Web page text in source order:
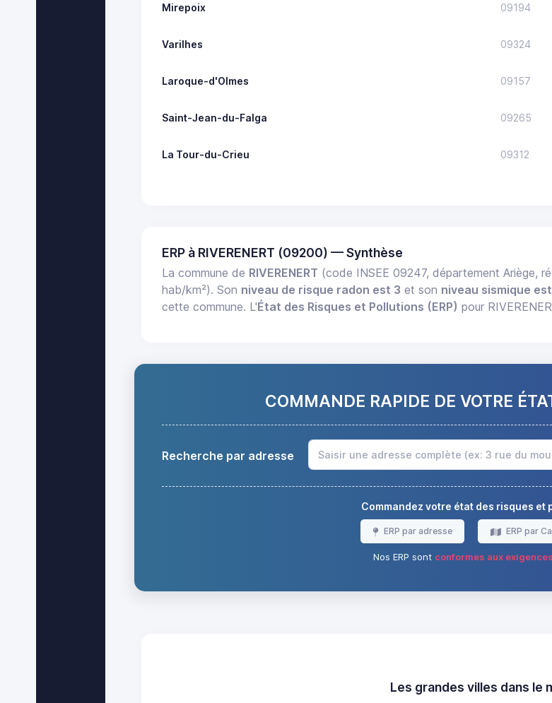
Mirepoix 09194
Varilhes 09324
Laroque-d'Olmes 09157
Saint-Jean-du-Falga 09265
La Tour-du-Crieu 09312
ERP à RIVERENERT (09200) — Synthèse
La commune de RIVERENERT (code INSEE 09247, département Ariège,
hab/km²). Son niveau de risque radon est 3 et son niveau sismique
cette commune. L'État des Risques et Pollutions (ERP) pour
COMMANDE RAPIDE DE VOTRE
Recherche par adresse
Commandez votre état des risques
ERP par adresse ERP par
Nos ERP sont conformes aux
Les grandes villes dans le